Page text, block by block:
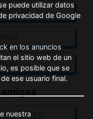
oficial
UNED
puede utilizar datos
privacidad de Google
en los anuncios
el sitio web de un
es posible que se
ese usuario final.
nuestra